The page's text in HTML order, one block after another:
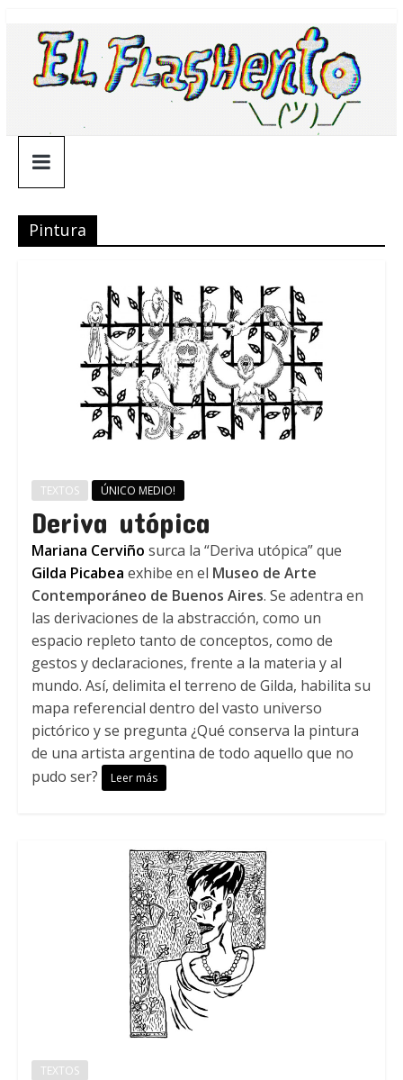
contenido
¯\_(ツ)_/
¯
Pintura
TEXTOS ÚNICO MEDIO!
Deriva utópica
Mariana Cerviño surca la “Deriva utópica” que
Gilda Picabea exhibe en el Museo de Arte
Contemporáneo de Buenos Aires. Se adentra en
las derivaciones de la abstracción, como un
espacio repleto tanto de conceptos, como de
gestos y declaraciones, frente a la materia y al
mundo. Así, delimita el terreno de Gilda, habilita su
mapa referencial dentro del vasto universo
pictórico y se pregunta ¿Qué conserva la pintura
de una artista argentina de todo aquello que no
pudo ser?
Leer más
TEXTOS